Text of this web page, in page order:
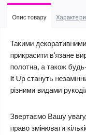
Опис товару
Такими
прикрасити в'язане
полотна, а також
It Up стануть
різними видами
Звертаємо Вашу
право змінювати